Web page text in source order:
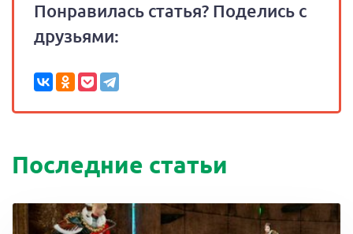
Понравилась статья? Поделись с
друзьями:
Последние статьи